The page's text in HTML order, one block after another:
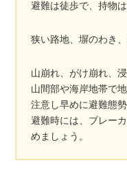
避難は徒歩で、持物
狭い路地、塀のわき
山崩れ、がけ崩れ、
山間部や海岸地帯で
注意し早めに避難態勢
避難時には、ブレー
めましょう。